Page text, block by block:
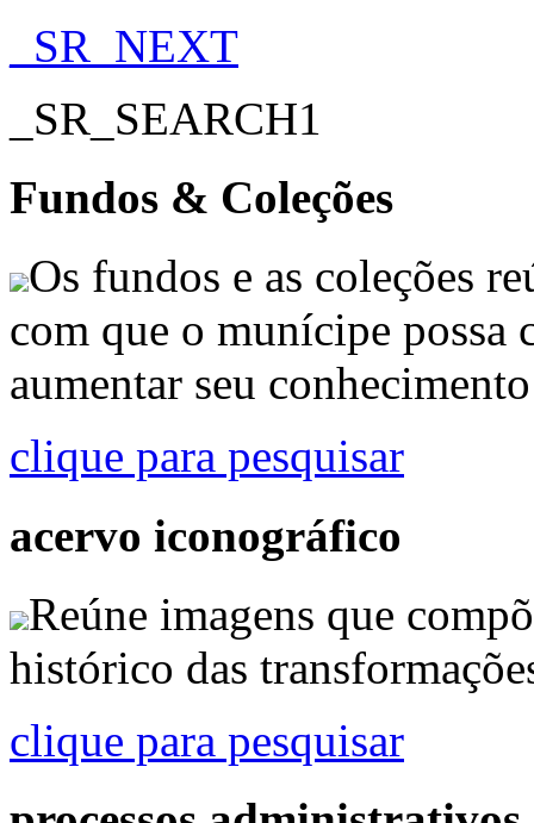
_SR_NEXT
_SR_SEARCH1
Fundos & Coleções
Os fundos e as coleções
com que o munícipe possa
aumentar seu
clique para pesquisar
acervo iconográfico
Reúne imagens que
histórico das
clique para pesquisar